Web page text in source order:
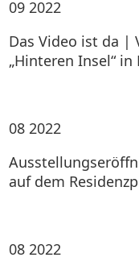
09 2022
Das Video ist da |
„Hinteren Insel“
08 2022
auf dem
08 2022